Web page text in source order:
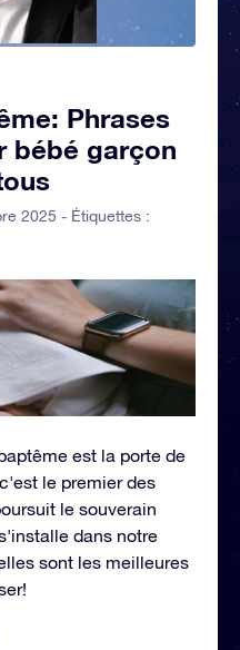
Phrases
bébé garçon
2025 - Étiquettes :
est la porte de
le premier des
le souverain
dans notre
sont les meilleures